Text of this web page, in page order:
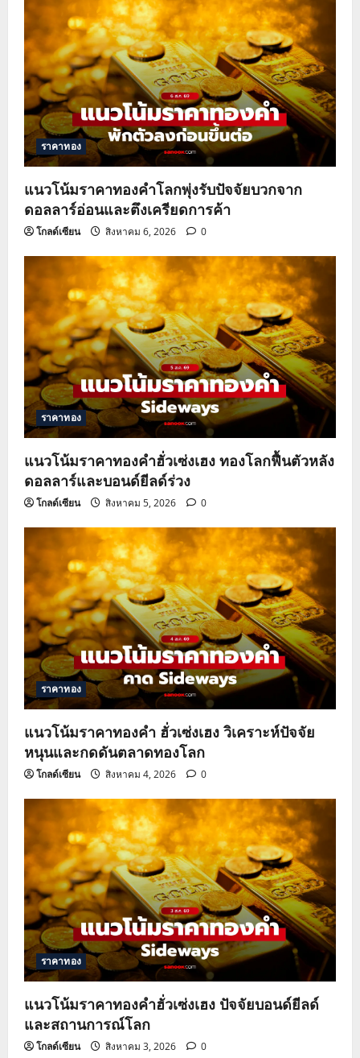
ราคาทอง
แนวโน้มราคาทองคำโลกพุ่งรับปัจจัยบวกจาก
ดอลลาร์อ่อนและตึงเครียดการค้า
โกลด์เซียน สิงหาคม 6, 2026 0
ราคาทอง
แนวโน้มราคาทองคำฮั่วเซ่งเฮง ทองโลกฟื้นตัวหลัง
ดอลลาร์และบอนด์ยีลด์ร่วง
โกลด์เซียน สิงหาคม 5, 2026 0
ราคาทอง
แนวโน้มราคาทองคำ ฮั่วเซ่งเฮง วิเคราะห์ปัจจัย
หนุนและกดดันตลาดทองโลก
โกลด์เซียน สิงหาคม 4, 2026 0
ราคาทอง
แนวโน้มราคาทองคำฮั่วเซ่งเฮง ปัจจัยบอนด์ยีลด์
และสถานการณ์โลก
โกลด์เซียน สิงหาคม 3, 2026 0